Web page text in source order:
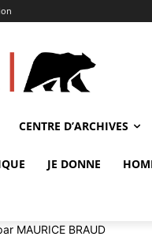
CENTRE D’ARCHIVES
JE DONNE
MAURICE BRAUD